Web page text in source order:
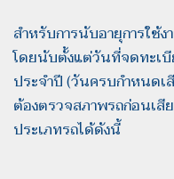
สำหรับการนับอายุการใช้
โดยนับตั้งแต่วันที่จดทะเ
ประจำปี (วันครบกำหนดเ
ต้องตรวจสภาพรถก่อนเสี
ประเภทรถได้ดังนี้